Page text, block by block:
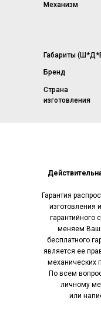
Механизм
Габариты
Страна
изготовления
Бренд
Гарантия
изготовления
гарантийного
меняем
бесплатного
является ее
механических
По всем
личному
или